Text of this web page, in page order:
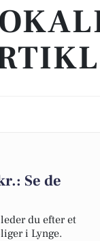
Se de
du efter et
i Lynge.